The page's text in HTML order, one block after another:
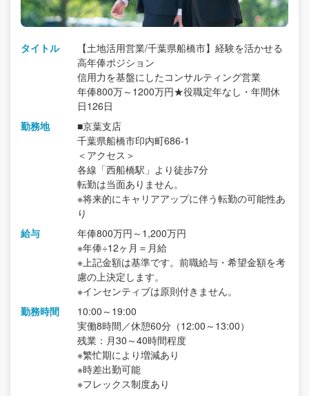
タイトル
【土地活用営業/千葉県船橋市】経験を活かせる
高年俸ポジション
信用力を基盤にしたコンサルティング営業
年俸800万～1200万円★役職定年なし・年間休
日126日
勤務地
■京葉支店
千葉県船橋市印内町686-1
＜アクセス＞
各線「西船橋駅」より徒歩7分
転勤は当面ありません。
※将来的にキャリアアップに伴う転勤の可能性あ
り
給与
年俸800万円～1,200万円
※年俸÷12ヶ月＝月給
※上記金額は基準です。前職給与・希望金額を考
慮の上決定します。
※インセンティブは原則付きません。
勤務時間
10:00～19:00
実働8時間／休憩60分（12:00～13:00）
残業：月30～40時間程度
※繁忙期により増減あり
※時差出勤可能
※フレックス制度あり